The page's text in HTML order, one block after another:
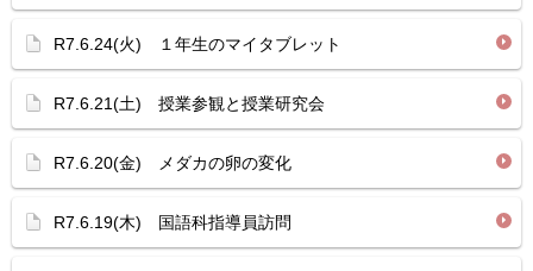
R7.6.24(火) １年生のマイタブレット
R7.6.21(土) 授業参観と授業研究会
R7.6.20(金) メダカの卵の変化
R7.6.19(木) 国語科指導員訪問